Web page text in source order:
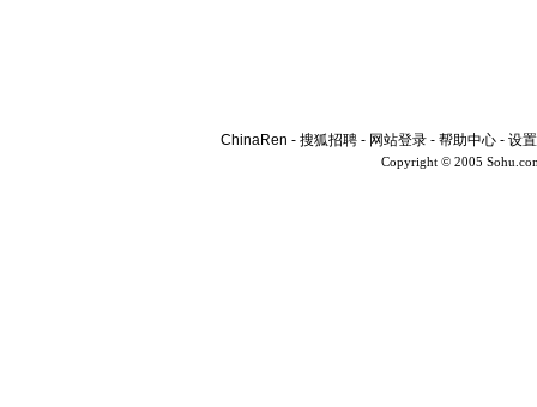
ChinaRen - 搜狐招聘 - 网站登录 - 帮助中心 - 设
Copyright © 2005